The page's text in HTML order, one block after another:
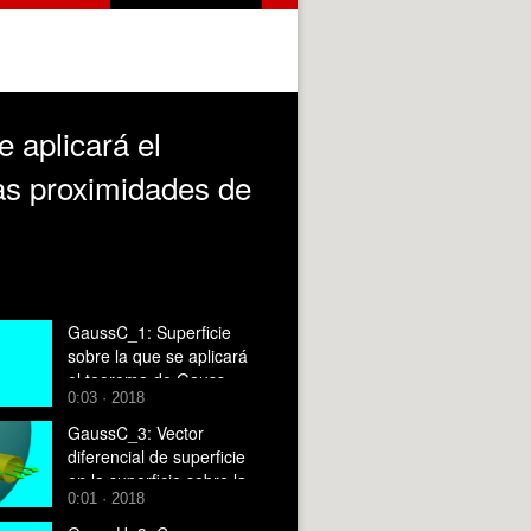
aplicará el
proximidades de
GaussC_1: Superficie
sobre la que se aplicará
el teorema de Gauss
para determinar el campo
eléctrico en las
proximidades de un
conductor
0:03 · 2018
GaussC_3: Vector
diferencial de superficie
en la superficie sobre la
que se aplicará el
0:01 · 2018